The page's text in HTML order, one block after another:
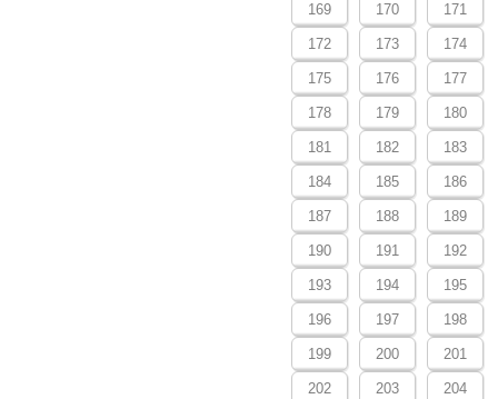
169 170 171
172 173 174
175 176 177
178 179 180
181 182 183
184 185 186
187 188 189
190 191 192
193 194 195
196 197 198
199 200 201
202 203 204